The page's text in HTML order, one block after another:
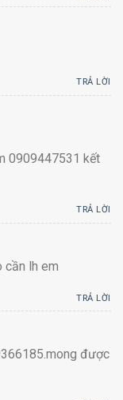
TRẢ LỜI
0909447531 kết
TRẢ LỜI
cần lh em
TRẢ LỜI
được